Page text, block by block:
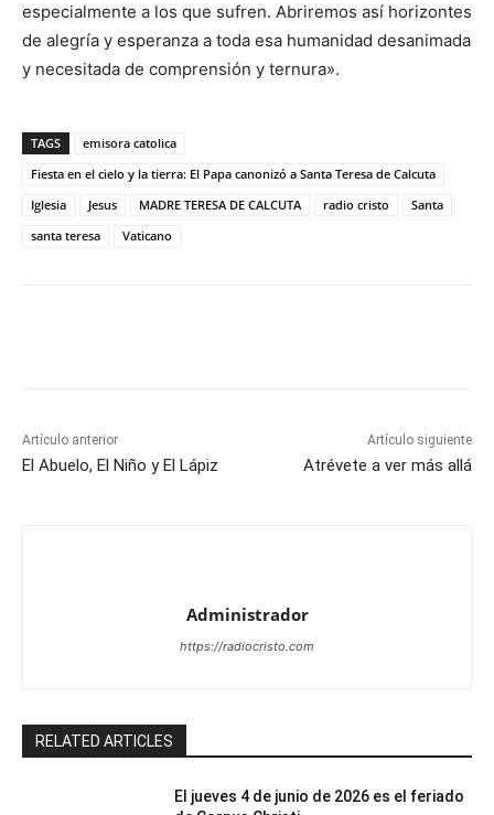
especialmente a los que sufren. Abriremos así horizontes
de alegría y esperanza a toda esa humanidad desanimada
y necesitada de comprensión y ternura».
TAGS
emisora catolica
Fiesta en el cielo y la tierra: El Papa canonizó a Santa Teresa de Calcuta
Iglesia
Jesus MADRE TERESA DE CALCUTA radio cristo
Santa
santa teresa
Vaticano
Artículo anterior
El Abuelo, El Niño y El Lápiz
Artículo siguiente
Atrévete a ver más allá
Administrador
https://radiocristo.com
RELATED ARTICLES
El jueves 4 de junio de 2026 es el feriado